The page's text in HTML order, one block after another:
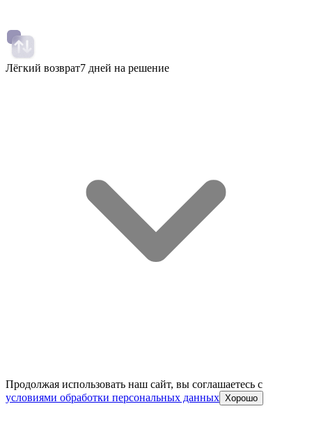
Лёгкий возврат7 дней на решение
Продолжая использовать наш сайт, вы соглашаетесь c
условиями обработки персональных данных Хорошо